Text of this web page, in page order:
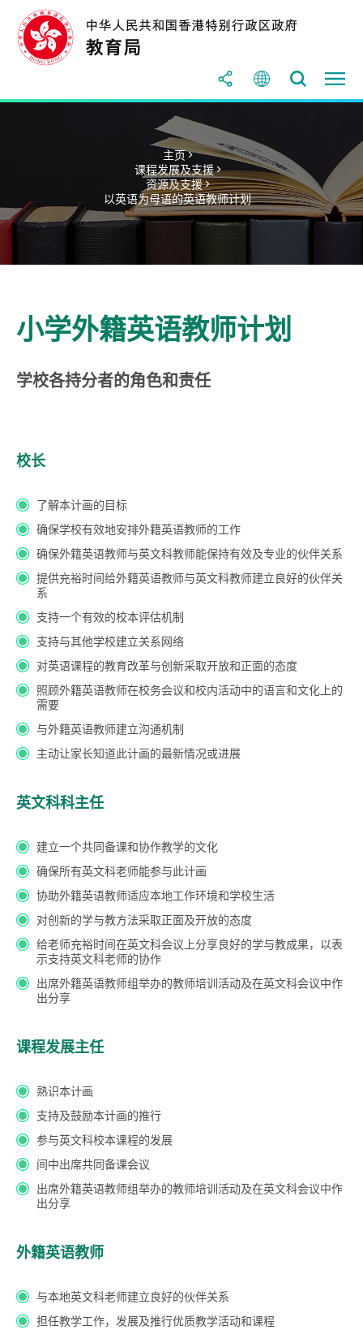
主页 >
课程发展及支援 >
资源及支援 >
以英语为母语的英语教师计划
小学外籍英语教师计划
学校各持分者的角色和责任
校长
了解本计画的目标
确保学校有效地安排外籍英语教师的工作
确保外籍英语教师与英文科教师能保持有效及专业的伙伴关系
提供充裕时间给外籍英语教师与英文科教师建立良好的伙伴关
系
支持一个有效的校本评估机制
支持与其他学校建立关系网络
对英语课程的教育改革与创新采取开放和正面的态度
照顾外籍英语教师在校务会议和校内活动中的语言和文化上的
需要
与外籍英语教师建立沟通机制
主动让家长知道此计画的最新情况或进展
英文科科主任
建立一个共同备课和协作教学的文化
确保所有英文科老师能参与此计画
协助外籍英语教师适应本地工作环境和学校生活
对创新的学与教方法采取正面及开放的态度
给老师充裕时间在英文科会议上分享良好的学与教成果，以表
示支持英文科老师的协作
出席外籍英语教师组举办的教师培训活动及在英文科会议中作
出分享
课程发展主任
熟识本计画
支持及鼓励本计画的推行
参与英文科校本课程的发展
间中出席共同备课会议
出席外籍英语教师组举办的教师培训活动及在英文科会议中作
出分享
外籍英语教师
与本地英文科老师建立良好的伙伴关系
担任教学工作，发展及推行优质教学活动和课程